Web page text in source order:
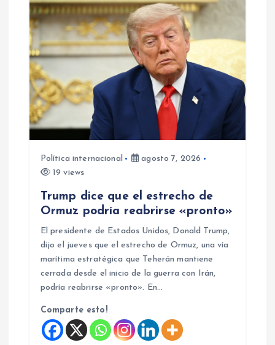
d
e
e
n
t
Política internacional
agosto 7, 2026
19 views
Trump dice que el estrecho de
Ormuz podría reabrirse «pronto»
El presidente de Estados Unidos, Donald Trump,
dijo el jueves que el estrecho de Ormuz, una vía
marítima estratégica que Teherán mantiene
cerrada desde el inicio de la guerra con Irán,
podría reabrirse «pronto». En…
Comparte esto!